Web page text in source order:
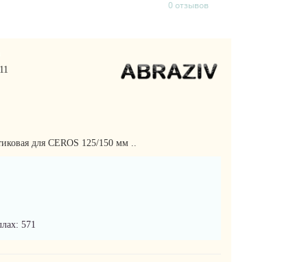
0 отзывов
для CEROS 125/150 мм ..
571